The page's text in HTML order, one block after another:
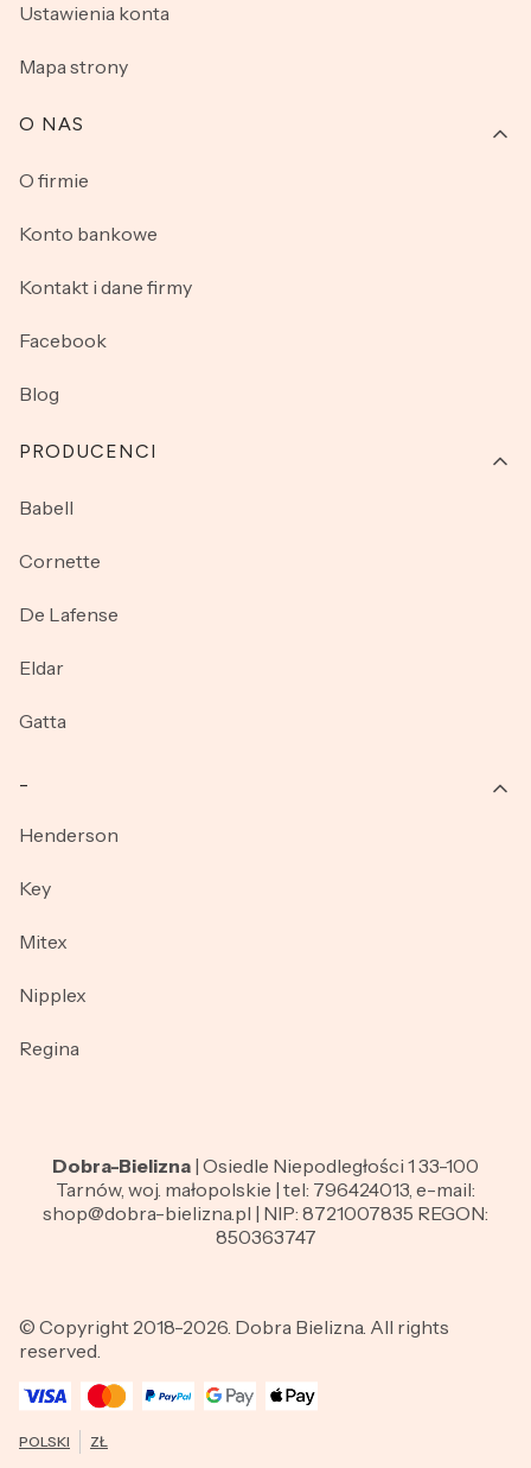
Ustawienia konta
Mapa strony
O NAS
O firmie
Konto bankowe
Kontakt i dane firmy
Facebook
Blog
PRODUCENCI
Babell
Cornette
De Lafense
Eldar
Gatta
Henderson
Key
Mitex
Nipplex
Regina
Dobra-Bielizna | Osiedle Niepodległości 1 33-100
Tarnów, woj. małopolskie | tel: 796424013, e-mail:
shop@dobra-bielizna.pl | NIP: 8721007835 REGON:
850363747
© Copyright 2018-2026. Dobra Bielizna. All rights
reserved.
POLSKI ZŁ